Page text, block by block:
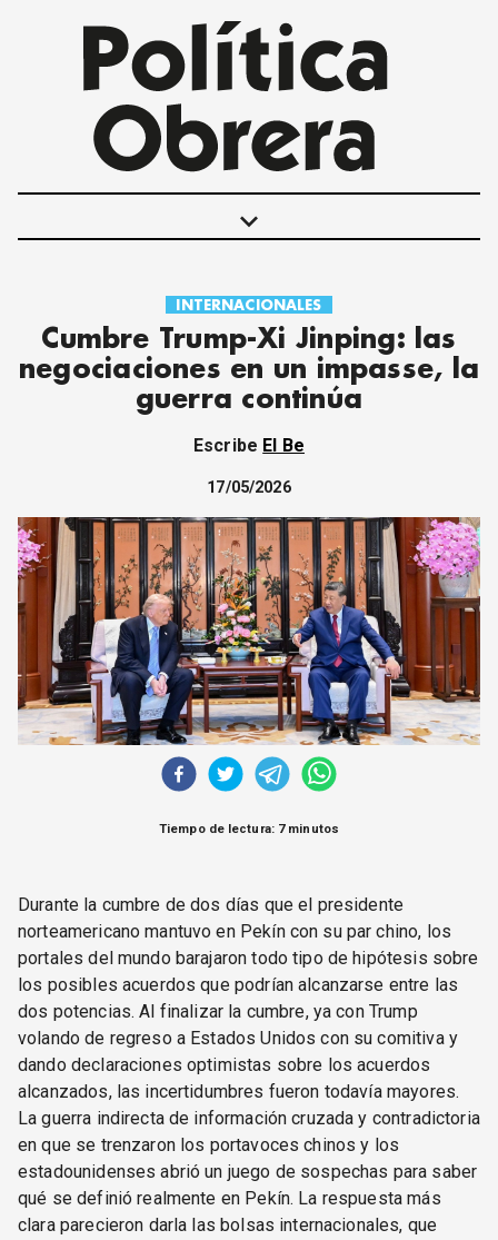
keyboard_arrow_down
POLÍTICAS
INTERNACIONALES
MOVIMIENTO OBRERO
MUJER
SOCIEDAD Y CULTURA
JUVENTUD
CORREO DE LECTORES
DEBATE
ARCHIVO
DECLARACIONES
OPINIÓN
ALTAMIRA RESPONDE
Política Obrera Revista
CONTACTO
INTERNACIONALES
Cumbre Trump-Xi Jinping: las
negociaciones en un impasse, la
guerra continúa
Escribe El Be
17/05/2026
Tiempo de lectura: 7 minutos
Durante la cumbre de dos días que el presidente
norteamericano mantuvo en Pekín con su par chino, los
portales del mundo barajaron todo tipo de hipótesis sobre
los posibles acuerdos que podrían alcanzarse entre las
dos potencias. Al finalizar la cumbre, ya con Trump
volando de regreso a Estados Unidos con su comitiva y
dando declaraciones optimistas sobre los acuerdos
alcanzados, las incertidumbres fueron todavía mayores.
La guerra indirecta de información cruzada y contradictoria
en que se trenzaron los portavoces chinos y los
estadounidenses abrió un juego de sospechas para saber
qué se definió realmente en Pekín. La respuesta más
clara parecieron darla las bolsas internacionales, que